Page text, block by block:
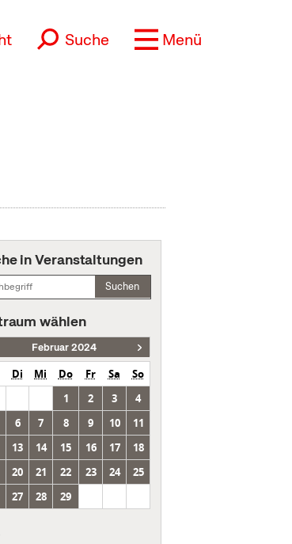
Suche Menü
in Veranstaltungen
Suchen
wählen
Februar 2024
Di Mi Do Fr Sa
So
1
2 3
4
6 7 8 9 10
11
13 14 15 16 17
18
20 21 22 23 24
25
27 28 29